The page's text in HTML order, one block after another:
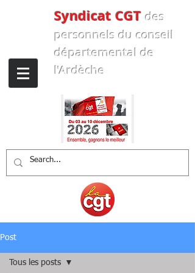
Syndicat CGT des
personnels du conseil
départemental de
l'Ardèche
Post
Tous les posts